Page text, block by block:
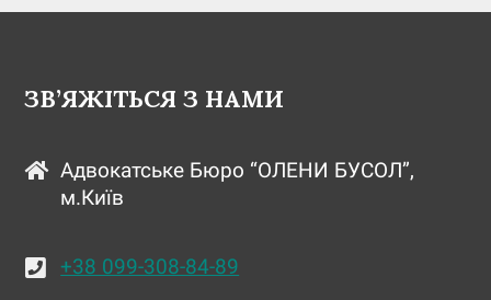
ЗВ’ЯЖІТЬСЯ З НАМИ
Адвокатське Бюро “ОЛЕНИ БУСОЛ”,
м.Київ
+38 099-308-84-89